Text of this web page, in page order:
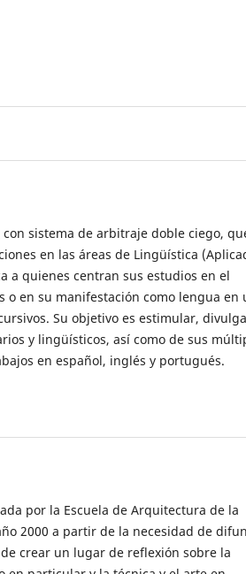
sistema de arbitraje doble ciego,
en las áreas de Lingüística
a quienes centran sus estudios en el
o en su manifestación como lengua en
Su objetivo es estimular,
y lingüísticos, así como de sus
en español, inglés y portugués.
por la Escuela de Arquitectura de la
2000 a partir de la necesidad de
crear un lugar de reflexión sobre la